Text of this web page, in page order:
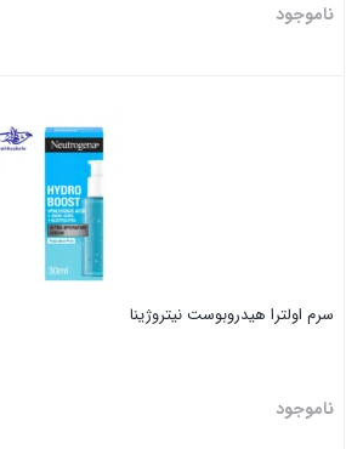
ناموجود
سرم اولترا هیدروبوست نیتروژینا
ناموجود